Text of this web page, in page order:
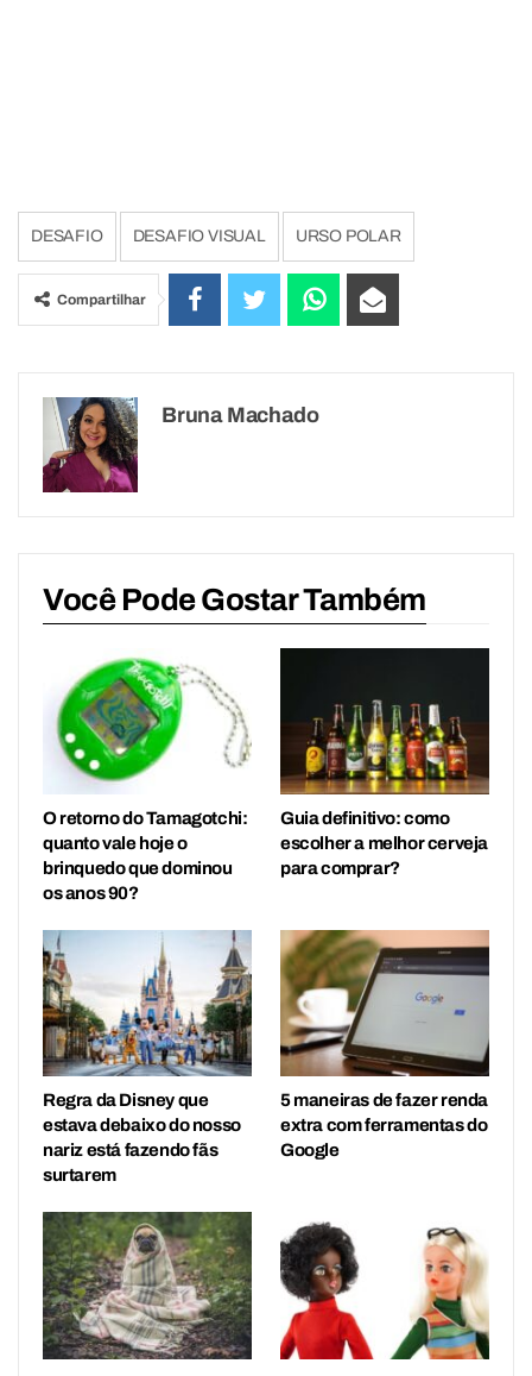
DESAFIO DESAFIO VISUAL URSO POLAR
Compartilhar
Bruna Machado
Você Pode Gostar Também
O retorno do Tamagotchi:
quanto vale hoje o
brinquedo que dominou
os anos 90?
Guia definitivo: como
escolher a melhor cerveja
para comprar?
Regra da Disney que
estava debaixo do nosso
nariz está fazendo fãs
surtarem
5 maneiras de fazer renda
extra com ferramentas do
Google